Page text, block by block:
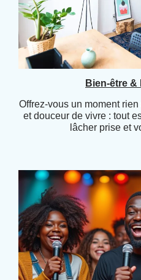
Bien-être &
Offrez-vous un moment
et douceur de vivre : tout
lâcher prise et